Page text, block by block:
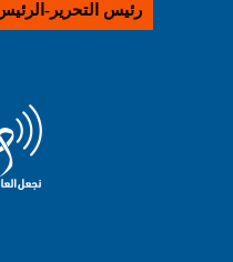
رئيس التحرير-